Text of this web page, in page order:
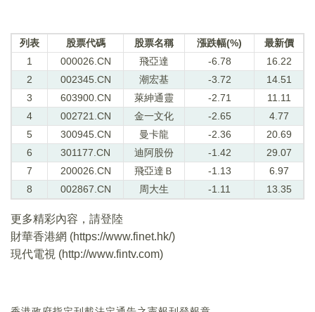
列表 股票代碼 股票名稱 漲跌幅(%)
最新價
1
000026.CN 飛亞達 -6.78
16.22
2
002345.CN 潮宏基 -3.72
14.51
3
603900.CN 萊紳通靈 -2.71
11.11
4
002721.CN 金一文化 -2.65
4.77
5
300945.CN 曼卡龍 -2.36
20.69
6
301177.CN 迪阿股份 -1.42
29.07
7
200026.CN 飛亞達Ｂ -1.13
6.97
8
002867.CN 周大生 -1.11 13.35
更多精彩內容，請登陸
財華香港網 (https://www.finet.hk/)
現代電視 (http://www.fintv.com)